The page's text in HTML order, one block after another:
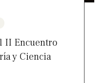
II Encuentro
y Ciencia